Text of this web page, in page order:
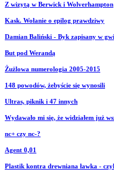
Z wizytą w Berwick i Wolverhampton
Kask. Wołanie o epilog prawdziwy
Damian Baliński - Byk zapisany w
But pod Werandą
Żużlowa numerologia 2005-2015
148 powodów, żebyście się wynosili
Ultras, piknik i 47 innych
Wydawało mi się, że widziałem już
nc+ czy nc-?
Agent 0,01
Plastik kontra drewniana ławka -